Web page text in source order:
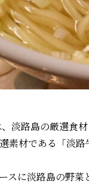
路島の厳選食
素材である「淡
に淡路島の野